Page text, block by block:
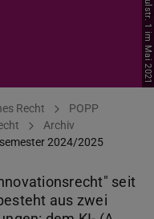
Recht
POPP
Archiv
2024/2025
seit
aus zwei